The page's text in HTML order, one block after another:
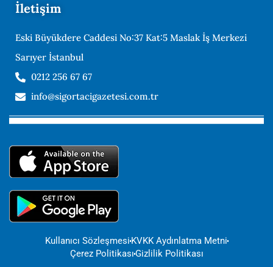
İletişim
Eski Büyükdere Caddesi No:37 Kat:5 Maslak İş Merkezi
Sarıyer İstanbul
0212 256 67 67
info@sigortacigazetesi.com.tr
Kullanıcı SözleşmesiKVKK Aydınlatma Metni
Çerez PolitikasıGizlilik Politikası